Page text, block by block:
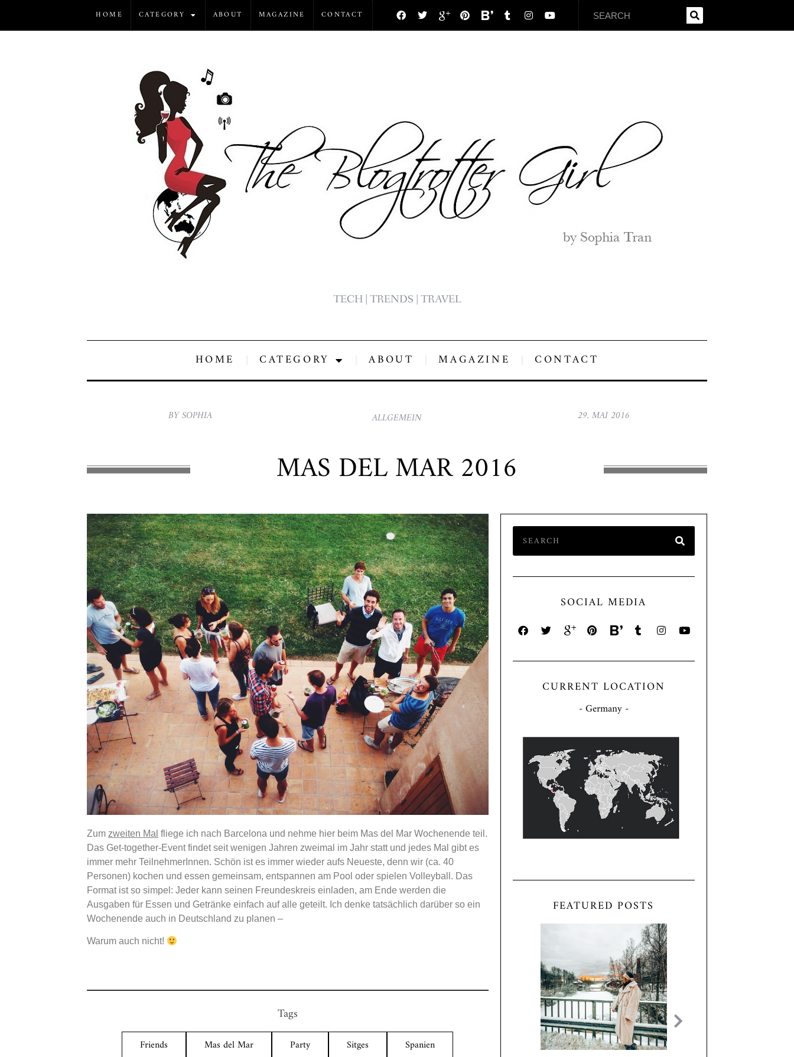
HOME CATEGORY ABOUT MAGAZINE CONTACT
TECH | TRENDS | TRAVEL
HOME CATEGORY ABOUT MAGAZINE CONTACT
BY SOPHIA ALLGEMEIN 29. MAI 2016
MAS DEL MAR 2016
Zum zweiten Mal fliege ich nach Barcelona und nehme hier beim Mas del Mar Wochenende teil.
Das Get-together-Event findet seit wenigen Jahren zweimal im Jahr statt und jedes Mal gibt es
immer mehr TeilnehmerInnen. Schön ist es immer wieder aufs Neueste, denn wir (ca. 40
Personen) kochen und essen gemeinsam, entspannen am Pool oder spielen Volleyball. Das
Format ist so simpel: Jeder kann seinen Freundeskreis einladen, am Ende werden die
Ausgaben für Essen und Getränke einfach auf alle geteilt. Ich denke tatsächlich darüber so ein
Wochenende auch in Deutschland zu planen –
Warum auch nicht!
Tags
Friends Mas del Mar Party Sitges Spanien
SOCIAL MEDIA
CURRENT LOCATION
- Germany -
FEATURED POSTS